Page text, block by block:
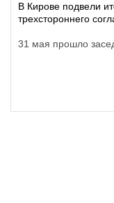
В Кирове подвели
трехстороннего
31 мая прошло